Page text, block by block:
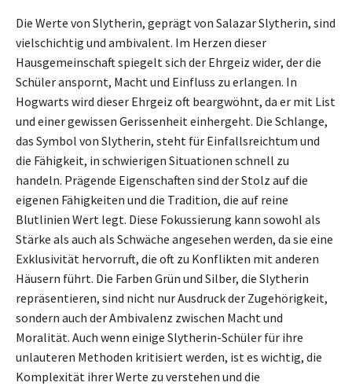
Die Werte von Slytherin, geprägt von Salazar Slytherin, sind
vielschichtig und ambivalent. Im Herzen dieser
Hausgemeinschaft spiegelt sich der Ehrgeiz wider, der die
Schüler anspornt, Macht und Einfluss zu erlangen. In
Hogwarts wird dieser Ehrgeiz oft beargwöhnt, da er mit List
und einer gewissen Gerissenheit einhergeht. Die Schlange,
das Symbol von Slytherin, steht für Einfallsreichtum und
die Fähigkeit, in schwierigen Situationen schnell zu
handeln. Prägende Eigenschaften sind der Stolz auf die
eigenen Fähigkeiten und die Tradition, die auf reine
Blutlinien Wert legt. Diese Fokussierung kann sowohl als
Stärke als auch als Schwäche angesehen werden, da sie eine
Exklusivität hervorruft, die oft zu Konflikten mit anderen
Häusern führt. Die Farben Grün und Silber, die Slytherin
repräsentieren, sind nicht nur Ausdruck der Zugehörigkeit,
sondern auch der Ambivalenz zwischen Macht und
Moralität. Auch wenn einige Slytherin-Schüler für ihre
unlauteren Methoden kritisiert werden, ist es wichtig, die
Komplexität ihrer Werte zu verstehen und die